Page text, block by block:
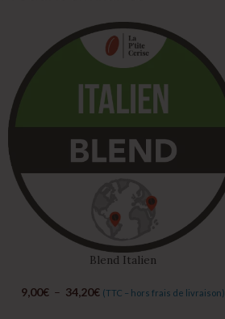
Blend Italien
9,00€ – 34,20€ (TTC – hors frais de livraison)